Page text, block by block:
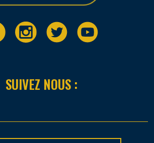
SUIVEZ NOUS :